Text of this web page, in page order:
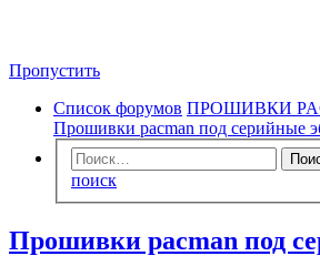
Пропустить
Список форумов ПРОШИВКИ
Прошивки pacman под серийные
поиск
Прошивки pacman под